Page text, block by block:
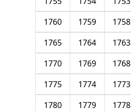
1758
1759
1760
1763
1764
1765
1768
1769
1770
1773
1774
1775
1778
1779
1780